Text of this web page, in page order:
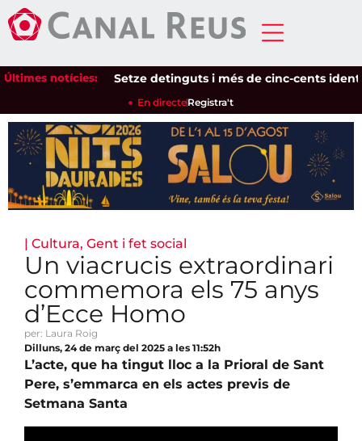
Últimes notícies:Setze detinguts i més de cinc-cents
En directeRegistra't
| Cultura, Gent i fet social
Un viacrucis extraordinari
commemora els 75 anys
d’Ecce Homo
per: Laura Roig
Dilluns, 24 de març del 2025 a les 11:52h
L’acte, que ha tingut lloc a la Prioral de Sant
Pere, s’emmarca en els actes previs de
Setmana Santa